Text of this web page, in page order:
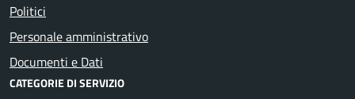
Politici
Personale amministrativo
Documenti e Dati
CATEGORIE DI SERVIZIO